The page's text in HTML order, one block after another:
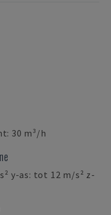
30 m³/h
y-as: tot 12 m/s² z-